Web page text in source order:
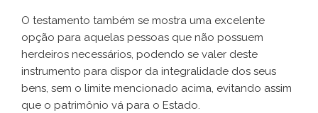
O testamento também se mostra uma excelente
opção para aquelas pessoas que não possuem
herdeiros necessários, podendo se valer deste
instrumento para dispor da integralidade dos seus
bens, sem o limite mencionado acima, evitando assim
que o patrimônio vá para o Estado.